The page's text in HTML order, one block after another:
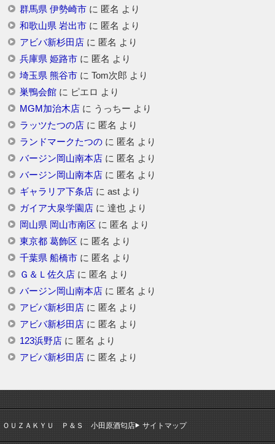
群馬県 伊勢崎市に 匿名 より
和歌山県 岩出市に 匿名 より
アビバ新杉田店に 匿名 より
兵庫県 姫路市に 匿名 より
埼玉県 熊谷市に Tom次郎 より
巣鴨会館に ピエロ より
MGM加治木店に うっちー より
ラッツたつの店に 匿名 より
ランドマークたつのに 匿名 より
バージン岡山南本店に 匿名 より
バージン岡山南本店に 匿名 より
ギャラリア下条店に astより
ガイア大泉学園店に 達也より
岡山県 岡山市南区 に 匿名 より
東京都 葛飾区 に 匿名 より
千葉県 船橋市に 匿名 より
Ｇ＆Ｌ佐久店に 匿名 より
バージン岡山南本店に 匿名 より
アビバ新杉田店に 匿名 より
アビバ新杉田店に 匿名 より
123浜野店に 匿名 より
アビバ新杉田店に 匿名 より
ＯＵＺＡＫＹＵ Ｐ＆Ｓ 小田原酒匂店 サイトマップ